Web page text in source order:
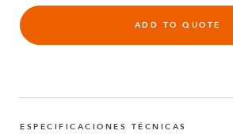
ADD TO QUOTE
ESPECIFICACIONES TÉCNICAS